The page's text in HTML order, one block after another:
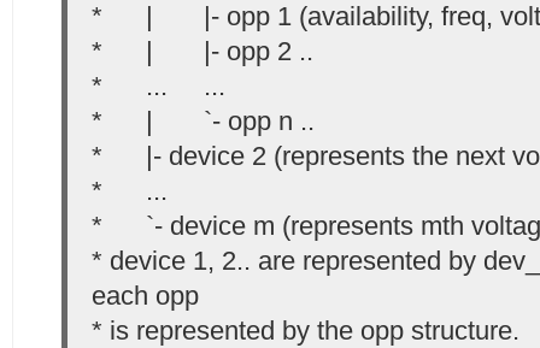
* | |- opp 1 (availability, freq,
* | |- opp 2 ..
* ... ...
* | `- opp n ..
* |- device 2 (represents the next
* ...
* `- device m (represents mth
* device 1, 2.. are represented by
each opp
* is represented by the opp structure.